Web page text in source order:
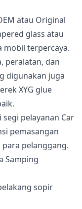
atau Original
glass atau
mobil terpercaya.
peralatan, dan
digunakan juga
XYG glue
pelayanan Car
pemasangan
pelanggang.
sopir